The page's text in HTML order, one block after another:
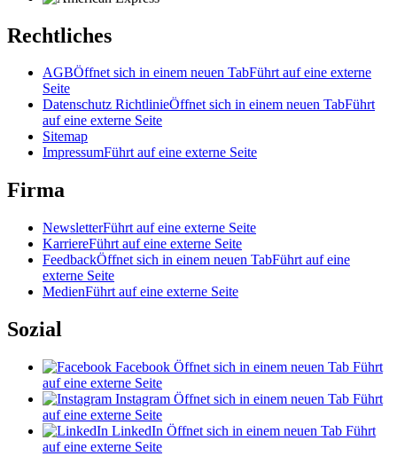
Rechtliches
AGBÖffnet sich in einem neuen TabFührt auf eine externe
Seite
Datenschutz RichtlinieÖffnet sich in einem neuen TabFührt
auf eine externe Seite
Sitemap
ImpressumFührt auf eine externe Seite
Firma
NewsletterFührt auf eine externe Seite
KarriereFührt auf eine externe Seite
FeedbackÖffnet sich in einem neuen TabFührt auf eine
externe Seite
MedienFührt auf eine externe Seite
Sozial
Facebook Öffnet sich in einem neuen Tab Führt
auf eine externe Seite
Instagram Öffnet sich in einem neuen Tab Führt
auf eine externe Seite
LinkedIn Öffnet sich in einem neuen Tab Führt
auf eine externe Seite